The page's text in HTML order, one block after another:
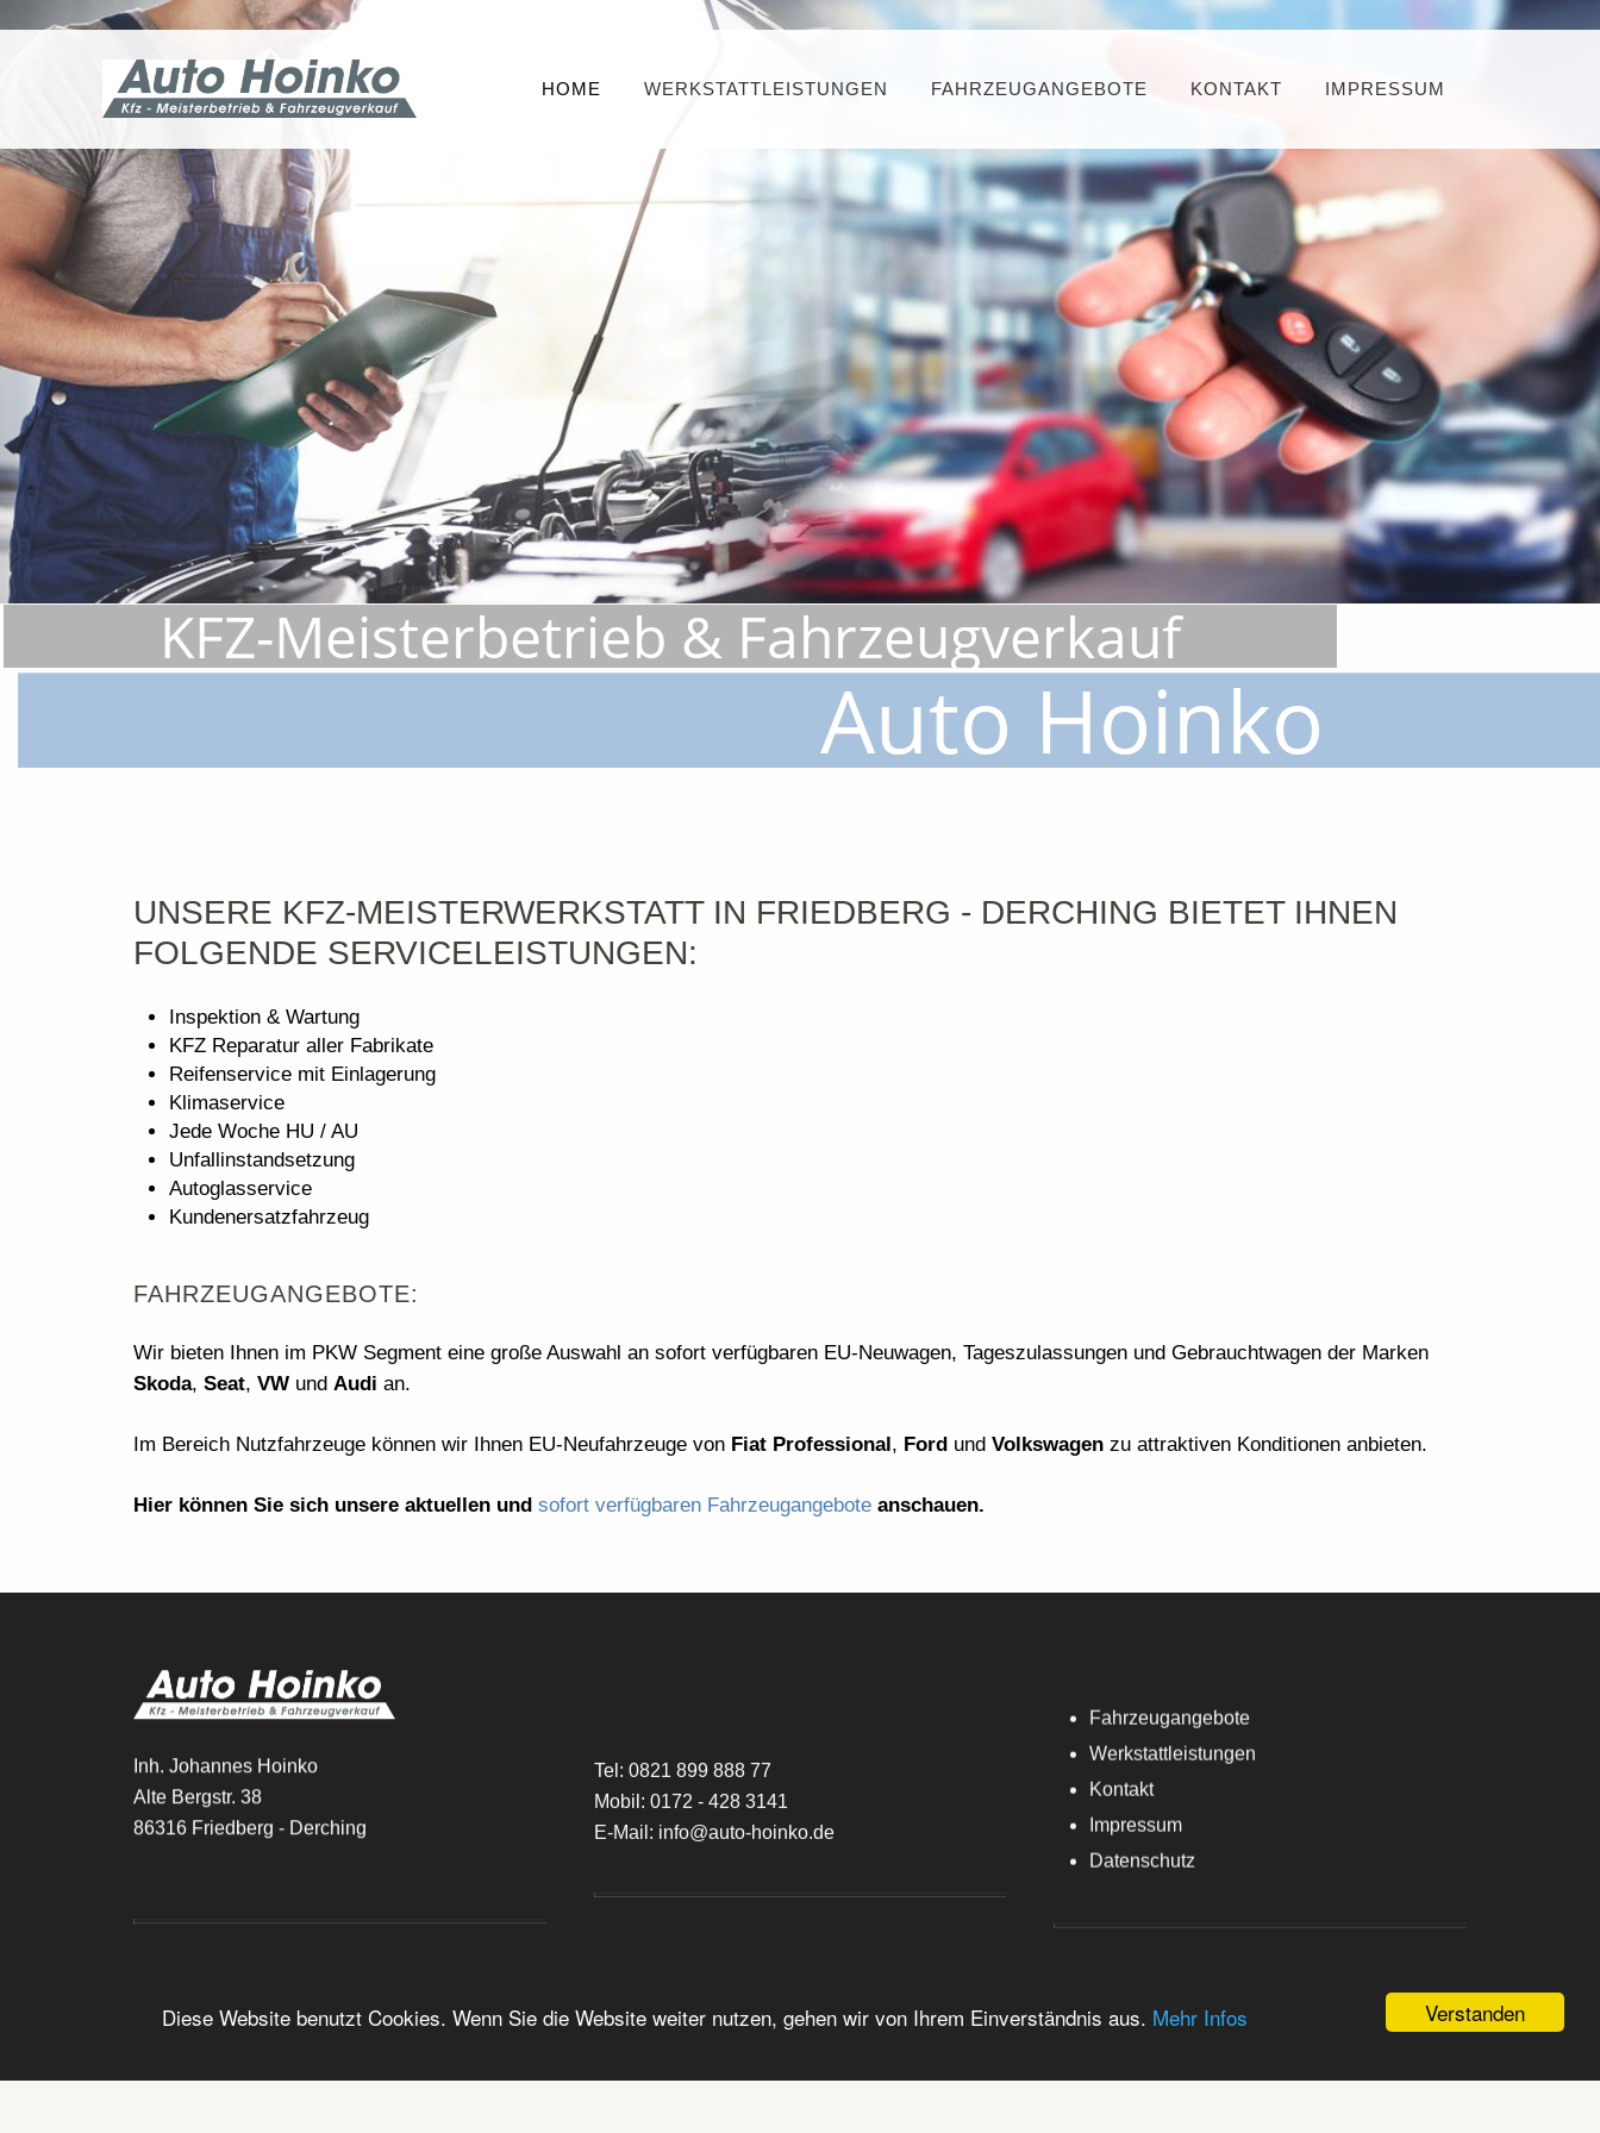
Verstanden
Diese Website benutzt Cookies. Wenn Sie die Website weiter nutzen, gehen wir von Ihrem Einverständnis aus. Mehr Infos
HOME WERKSTATTLEISTUNGEN FAHRZEUGANGEBOTE KONTAKT IMPRESSUM
KFZ-Meisterbetrieb & Fahrzeugverkauf
Auto Hoinko
UNSERE KFZ-MEISTERWERKSTATT IN FRIEDBERG - DERCHING BIETET IHNEN
FOLGENDE SERVICELEISTUNGEN:
Inspektion & Wartung
KFZ Reparatur aller Fabrikate
Reifenservice mit Einlagerung
Klimaservice
Jede Woche HU / AU
Unfallinstandsetzung
Autoglasservice
Kundenersatzfahrzeug
FAHRZEUGANGEBOTE:
Wir bieten Ihnen im PKW Segment eine große Auswahl an sofort verfügbaren EU-Neuwagen, Tageszulassungen und Gebrauchtwagen der Marken
Skoda, Seat, VW und Audi an.
Im Bereich Nutzfahrzeuge können wir Ihnen EU-Neufahrzeuge von Fiat Professional, Ford und Volkswagen zu attraktiven Konditionen anbieten.
Hier können Sie sich unsere aktuellen und sofort verfügbaren Fahrzeugangebote anschauen.
Inh. Johannes Hoinko
Alte Bergstr. 38
86316 Friedberg - Derching
Tel: 0821 899 888 77
Mobil: 0172 - 428 3141
E-Mail: info@auto-hoinko.de
Fahrzeugangebote
Werkstattleistungen
Kontakt
Impressum
Datenschutz